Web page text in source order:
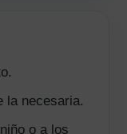
la necesaria.
o a los